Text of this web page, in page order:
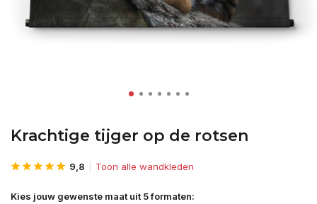
Krachtige tijger op de rotsen
9,8 Toon alle wandkleden
Kies jouw gewenste maat uit 5 formaten: